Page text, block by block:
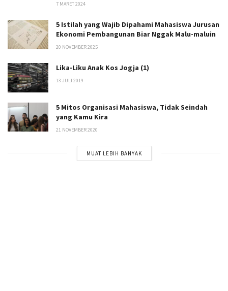
7 MARET 2024
5 Istilah yang Wajib Dipahami Mahasiswa Jurusan
Ekonomi Pembangunan Biar Nggak Malu-maluin
20 NOVEMBER 2025
Lika-Liku Anak Kos Jogja (1)
13 JULI 2019
5 Mitos Organisasi Mahasiswa, Tidak Seindah
yang Kamu Kira
21 NOVEMBER 2020
MUAT LEBIH BANYAK